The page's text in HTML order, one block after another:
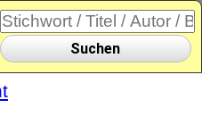
Suchen